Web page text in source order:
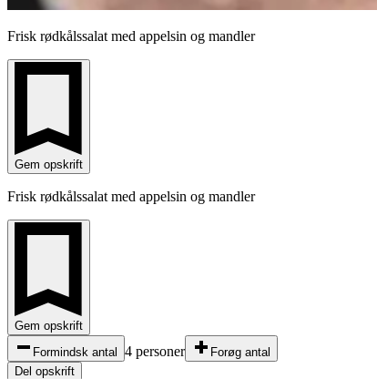
Frisk rødkålssalat med appelsin og mandler
Gem opskrift
Frisk rødkålssalat med appelsin og mandler
Gem opskrift
Formindsk antal 4 personer
Forøg antal
Del opskrift